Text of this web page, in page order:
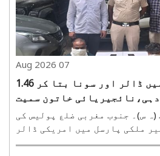
07 Aug 2026
غیر ملکی پارسل میں ڈالر اور سونا بتا کر 1.46
دہی،نائجیریائی خاتون سمیت
چار گرفتار
07 اگست (ہ س)۔ جنوب مغربی ضلع پولیس کی
ملکی پارسل میں امریکی ڈالر
کرکے سائبر فراڈ میں ملوث